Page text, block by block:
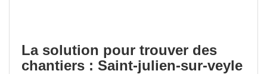
La solution pour trouver des
chantiers : Saint-julien-sur-veyle